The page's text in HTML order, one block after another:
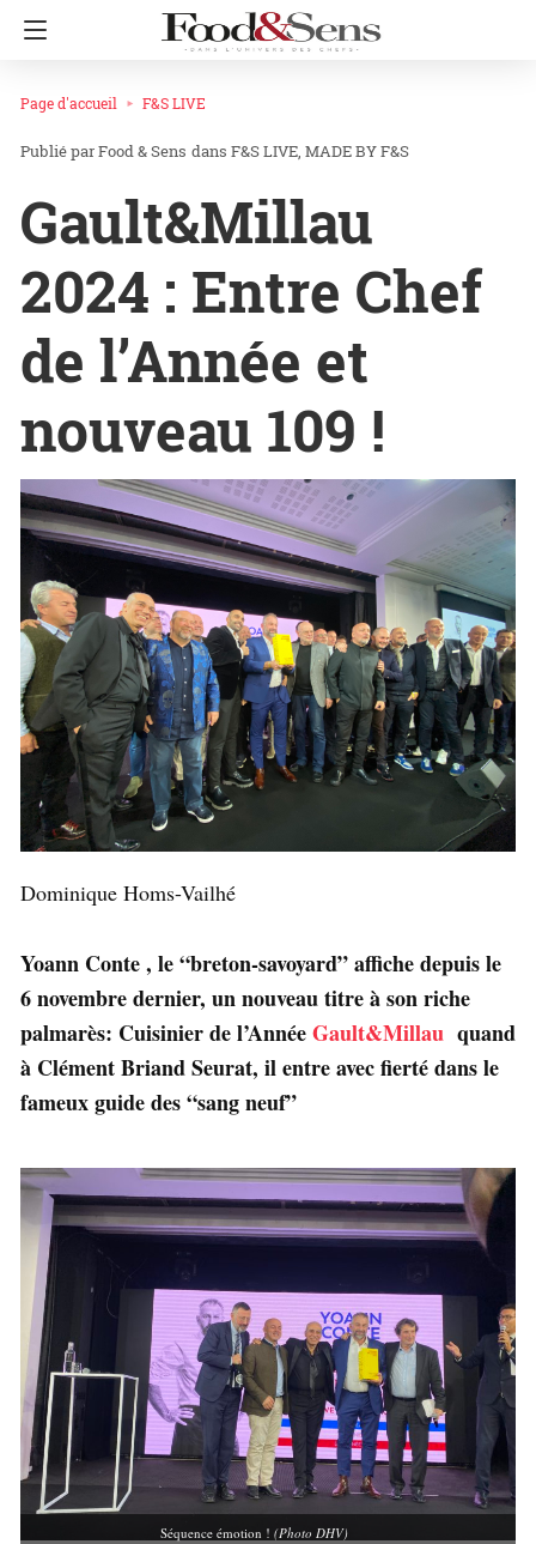
Page d'accueil F&S LIVE
Food & Sens dans F&S LIVE MADE BY F&S
Gault&Millau
2024 : Entre Chef
de l’Année et
nouveau 109 !
Dominique Homs-Vailhé
Yoann Conte , le “breton-savoyard” affiche depuis le
6 novembre dernier, un nouveau titre à son riche
palmarès: Cuisinier de l’AnnéeGault&Millau quand
à Clément Briand Seurat, il entre avec fierté dans le
fameux guide des “sang neuf”
Séquence émotion ! (Photo DHV)